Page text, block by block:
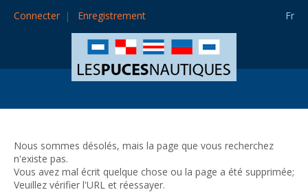
Connecter Enregistrement Fr
Nous sommes désolés, mais la page que vous recherchez
n'existe pas.
Vous avez mal écrit quelque chose ou la page a été supprimée;
Veuillez vérifier l'URL et réessayer.